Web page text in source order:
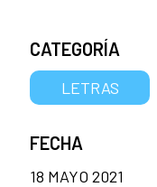
CATEGORÍA
LETRAS
FECHA
18 MAYO 2021